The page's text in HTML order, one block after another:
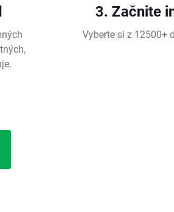
3. Začnite
Vyberte si z 12500+